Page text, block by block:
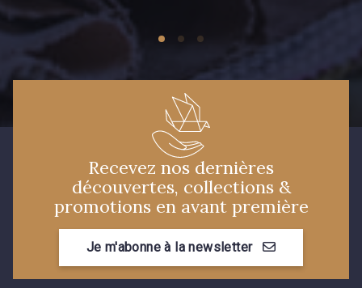
Recevez nos dernières
découvertes, collections &
promotions en avant première
Je m'abonne à la newsletter